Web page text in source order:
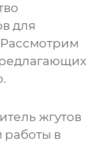
для
Рассмотрим
жгутов
работы в